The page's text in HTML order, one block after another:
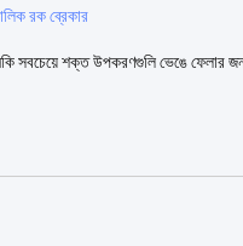
রক ব্রেকার
সবচেয়ে শক্ত উপকরণগুলি ভেঙে